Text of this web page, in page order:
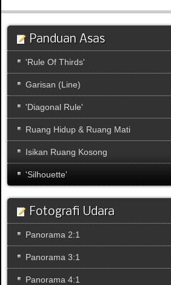
Panduan Asas
'Rule Of Thirds'
Garisan (Line)
'Diagonal Rule'
Ruang Hidup & Ruang Mati
Isikan Ruang Kosong
'Silhouette'
Fotografi Udara
Panorama 2:1
Panorama 3:1
Panorama 4:1